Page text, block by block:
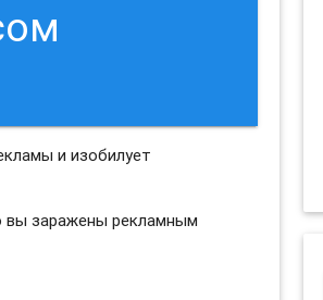
и изобилует
вы заражены рекламным